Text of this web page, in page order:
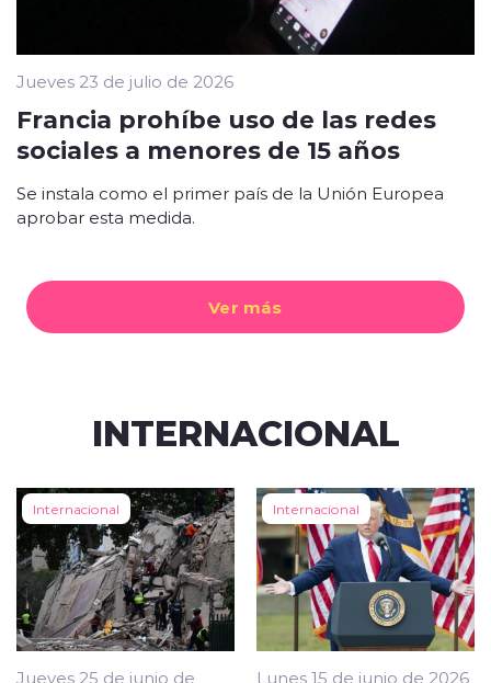
Ver más
Jueves 23 de julio de 2026
Francia prohíbe uso de las redes
sociales a menores de 15 años
Se instala como el primer país de la Unión Europea
aprobar esta medida.
INTERNACIONAL
Internacional
Jueves 25 de junio de
Internacional
Lunes 15 de junio de 2026